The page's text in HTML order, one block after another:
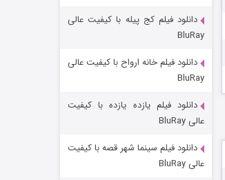
خاندان اژدها فصل ۳
دانلود فیلم کج‌ پیله با کیفیت عالی
BluRay
دانلود فیلم خانه ارواح با کیفیت عالی
BluRay
دانلود فیلم یازده یازده با کیفیت
عالی BluRay
دانلود فیلم سینما شهر قصه با کیفیت
عالی BluRay